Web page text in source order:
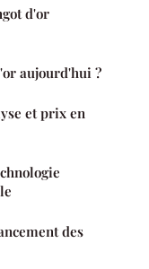
d'or
aujourd'hui ?
et prix en
des